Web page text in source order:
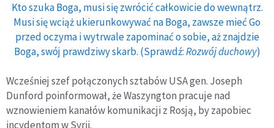
Kto szuka Boga, musi się zwrócić całkowicie do wewnątrz.
Musi się wciąż ukierunkowywać na Boga, zawsze mieć Go
przed oczyma i wytrwale zapominać o sobie, aż znajdzie
Boga, swój prawdziwy skarb. (Sprawdź:Rozwój duchowy)
Wcześniej szef połączonych sztabów USA gen. Joseph
Dunford poinformował, że Waszyngton pracuje nad
wznowieniem kanałów komunikacji z Rosją, by zapobiec
incydentom w Syrii.